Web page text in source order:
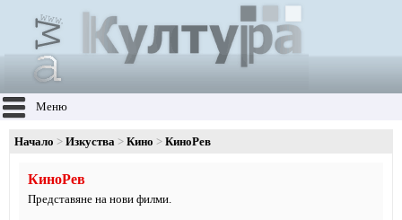
Меню
Начало Изкуства Кино КиноРев
КиноРев
Представяне на нови филми.